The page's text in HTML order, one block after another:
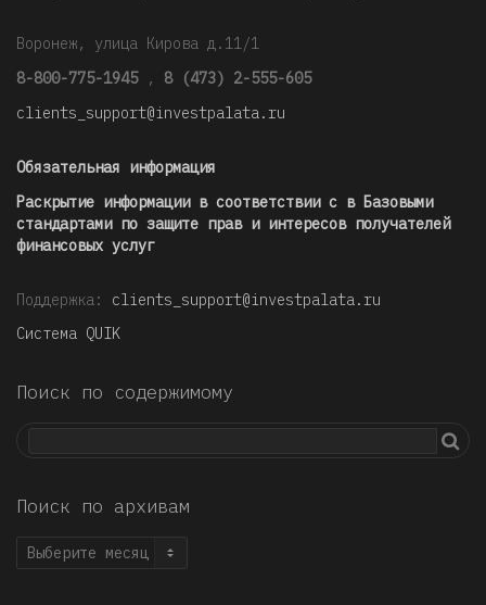
Воронеж, улица Кирова д.11/1
8-800-775-1945 , 8 (473) 2-555-605
clients_support@investpalata.ru
Обязательная информация
Раскрытие информации в соответствии с в Базовыми
стандартами по защите прав и интересов получателей
финансовых услуг
Поддержка: clients_support@investpalata.ru
Система QUIK
Поиск по содержимому
Поиск по архивам
Поиск